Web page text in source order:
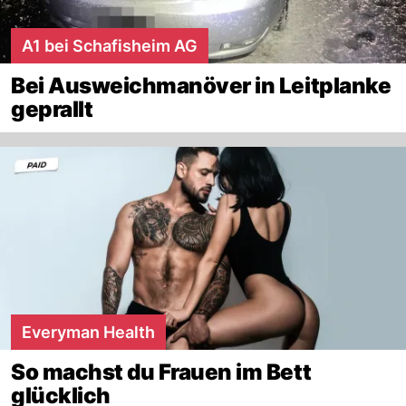
A1 bei Schafisheim AG
Bei Ausweichmanöver in Leitplanke
geprallt
Everyman Health
So machst du Frauen im Bett
glücklich